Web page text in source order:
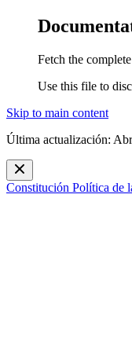
Fetch the
Use this file to
Skip to main content
Última actualización:
Constitución Política de